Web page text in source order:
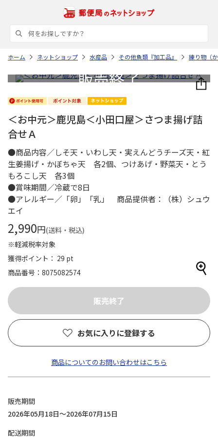
ホーム ネットショップ 水産品 その他魚類『加工品』 練り物（
＜お中元＞鹿児島＜小田口屋＞さつま揚げ詰
合せＡ
●商品内容／しそ天・いわし天・実えんどうチーズ天・紅
生姜揚げ・かぼちゃ天 各2個、つけあげ・野菜天・とう
もろこし天 各3個
●賞味期間／冷蔵で8日
●アレルギー／「卵」「乳」 商品提供者：（株）シュウ
エイ
2,990円(送料・税込)
※軽減税率対象
獲得ポイント： 29 pt
商品番号
8075082574
お気に入りに登録する
商品についてのお問い合わせはこちら
販売期間
2026年05月18日～2026年07月15日
配送期間